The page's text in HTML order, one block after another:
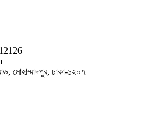
মোহাম্মাদপুর, ঢাকা-১২০৭